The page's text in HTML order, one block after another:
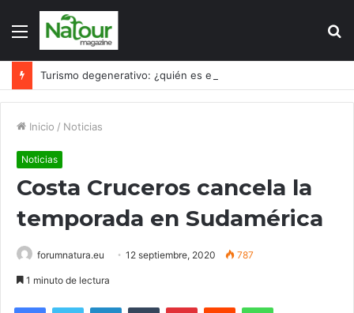
Menú
Inicio / Noticias
Noticias
Costa Cruceros cancela la
temporada en Sudamérica
forumnatura.eu 12 septiembre, 2020 787
1 minuto de lectura
FacebookTwitter LinkedInTumblr PinterestReddit WhatsApp